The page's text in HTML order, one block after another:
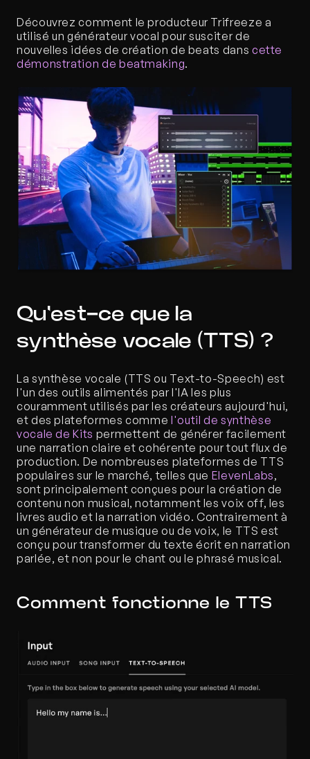
Découvrez comment le producteur Trifreeze a
utilisé un générateur vocal pour susciter de
nouvelles idées de création de beats dans cette
démonstration de beatmaking.
Qu'est-ce que la
synthèse vocale (TTS) ?
La synthèse vocale (TTS ou Text-to-Speech) est
l'un des outils alimentés par l'IA les plus
couramment utilisés par les créateurs aujourd'hui,
et des plateformes comme l'outil de synthèse
vocale de Kits permettent de générer facilement
une narration claire et cohérente pour tout flux de
production. De nombreuses plateformes de TTS
populaires sur le marché, telles que ElevenLabs,
sont principalement conçues pour la création de
contenu non musical, notamment les voix off, les
livres audio et la narration vidéo. Contrairement à
un générateur de musique ou de voix, le TTS est
conçu pour transformer du texte écrit en narration
parlée, et non pour le chant ou le phrasé musical.
Comment fonctionne le TTS